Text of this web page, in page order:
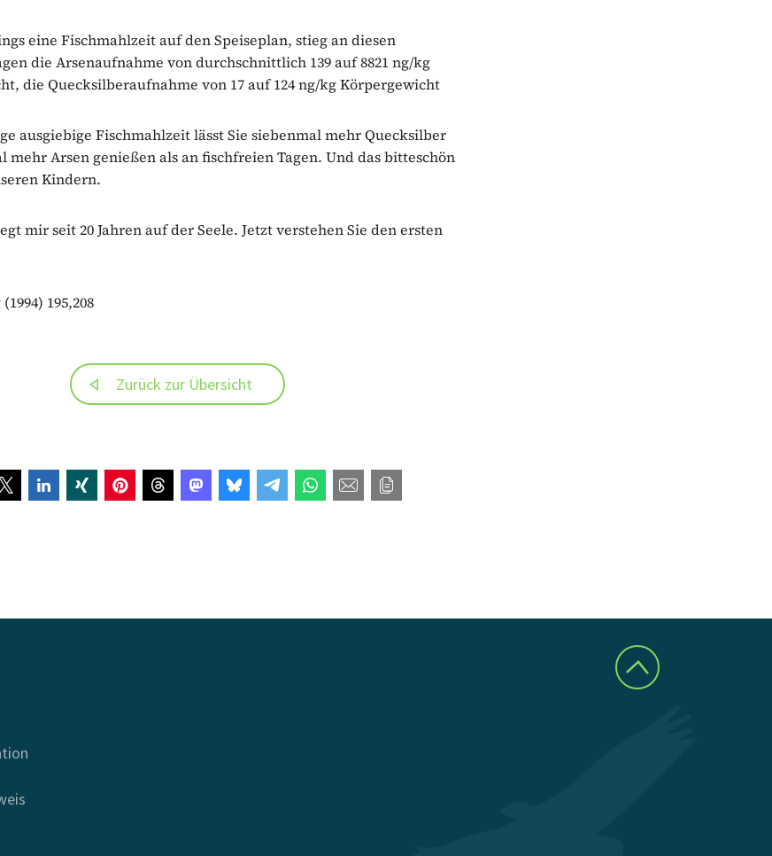
eine Fischmahlzeit auf den Speiseplan, stieg an diesen
die Arsenaufnahme von durchschnittlich 139 auf 8821 ng/kg
die Quecksilberaufnahme von 17 auf 124 ng/kg Körpergewicht
ausgiebige Fischmahlzeit lässt Sie siebenmal mehr Quecksilber
mehr Arsen genießen als an fischfreien Tagen. Und das bitteschön
Kindern.
mir seit 20 Jahren auf der Seele. Jetzt verstehen Sie den ersten
195,208
Zurück zur Übersicht